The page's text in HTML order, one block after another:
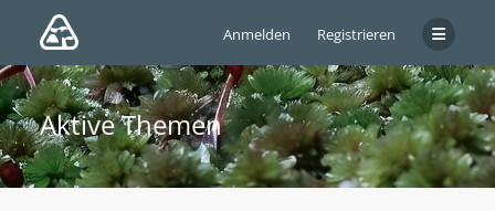
Anmelden Registrieren
Aktive Themen